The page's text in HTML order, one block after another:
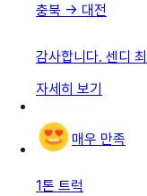
충북 → 대전
감사합니다. 센디
자세히 보기
매우 만족
1톤 트럭